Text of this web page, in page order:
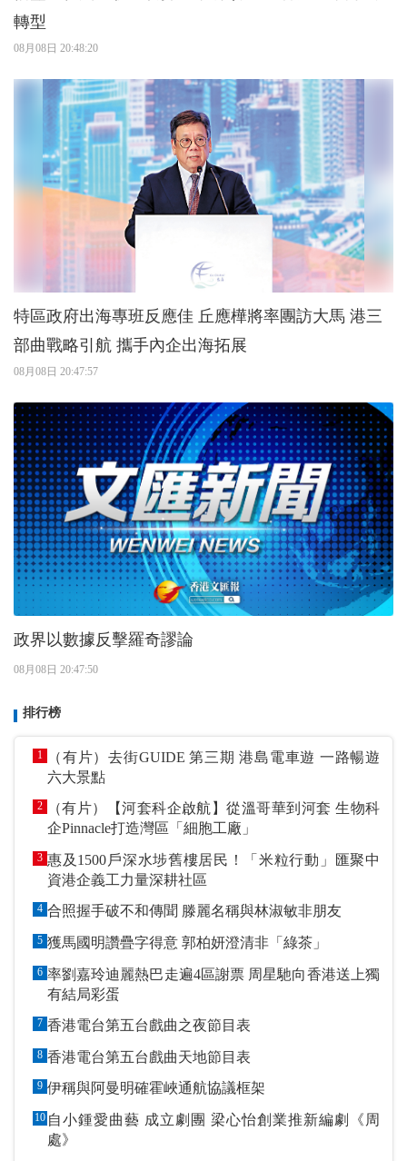
轉型
08月08日 20:48:20
特區政府出海專班反應佳 丘應樺將率團訪大馬 港三
部曲戰略引航 攜手內企出海拓展
08月08日 20:47:57
政界以數據反擊羅奇謬論
08月08日 20:47:50
排行榜
1
（有片）去街GUIDE 第三期 港島電車遊 一路暢遊
六大景點
2
（有片）【河套科企啟航】從溫哥華到河套 生物科
企Pinnacle打造灣區「細胞工廠」
3 惠及1500戶深水埗舊樓居民！「米粒行動」匯聚中
資港企義工力量深耕社區
4 合照握手破不和傳聞 滕麗名稱與林淑敏非朋友
5 獲馬國明讚疊字得意 郭柏妍澄清非「綠茶」
6 率劉嘉玲迪麗熱巴走遍4區謝票 周星馳向香港送上獨
有結局彩蛋
7 香港電台第五台戲曲之夜節目表
8 香港電台第五台戲曲天地節目表
9 伊稱與阿曼明確霍峽通航協議框架
10 自小鍾愛曲藝 成立劇團 梁心怡創業推新編劇《周
處》